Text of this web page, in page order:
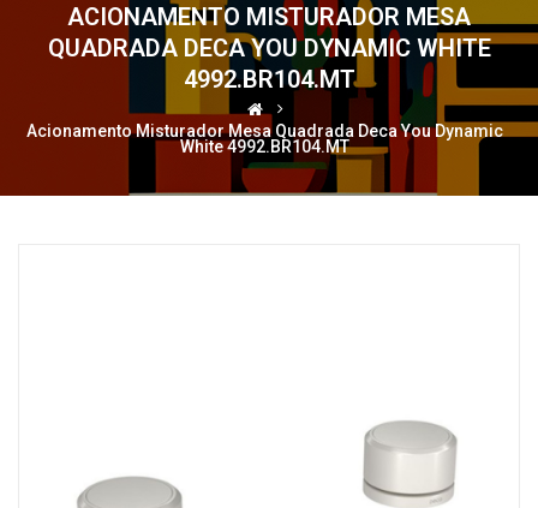
ACIONAMENTO MISTURADOR MESA
QUADRADA DECA YOU DYNAMIC WHITE
4992.BR104.MT
Acionamento Misturador Mesa Quadrada Deca You Dynamic
White 4992.BR104.MT